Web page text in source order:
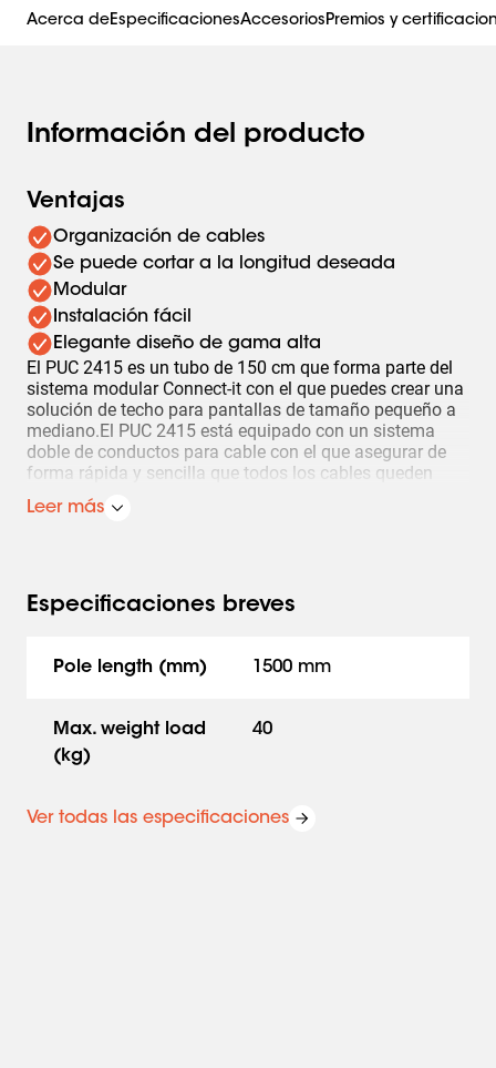
Acerca deEspecificacionesAccesoriosPremios y
Información del producto
Ventajas
Organización de cables
Se puede cortar a la longitud deseada
Modular
Instalación fácil
Elegante diseño de gama alta
El PUC 2415 es un tubo de 150 cm que forma parte del
sistema modular Connect-it con el que puedes crear una
solución de techo para pantallas de tamaño pequeño a
mediano.El PUC 2415 está equipado con un sistema
doble de conductos para cable con el que asegurar de
forma rápida y sencilla que todos los cables queden
ocultos. El tubo está fabricado en aluminio y, por tanto,
puede cortarse fácilmente a la longitud deseada. De esta
Leer más
Especificaciones breves
Pole length (mm) 1500 mm
Max. weight load
(kg)
40
Ver todas las especificaciones